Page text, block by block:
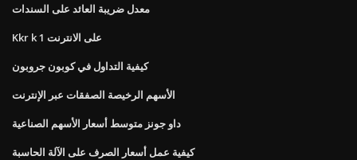
معدل ضريبة العائد على السندات
Kkr k 1 على الانترنت
كيفية التداول في كوبون جروبون
الأسهم الرخيصة الصفقات عبر الإنترنت
داو جونز متوسط ​​أسعار الأسهم الصناعية
كيفية عمل أسعار الصرف على الآلة الحاسبة